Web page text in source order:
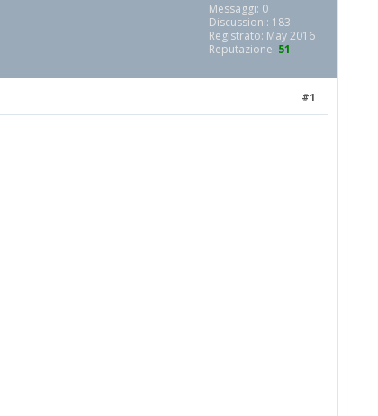
Messaggi: 0
Discussioni: 183
Registrato: May 2016
Reputazione: 51
#1